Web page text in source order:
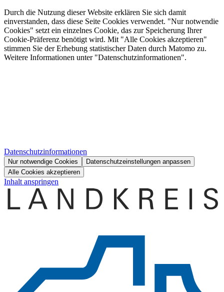
Durch die Nutzung dieser Website erklären Sie sich damit
einverstanden, dass diese Seite Cookies verwendet. "Nur notwendie
Cookies" setzt ein einzelnes Cookie, das zur Speicherung Ihrer
Cookie-Präferenz benötigt wird. Mit "Alle Cookies akzeptieren"
stimmen Sie der Erhebung statistischer Daten durch Matomo zu.
Weitere Informationen unter "Datenschutzinformationen".
Datenschutzinformationen
Nur notwendige Cookies
Datenschutzeinstellungen anpassen
Alle Cookies akzeptieren
Inhalt anspringen